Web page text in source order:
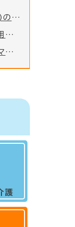
AED(自動体外式除細動器)の設置・普及について
基本チェックリストを活用しましょう
健康づくりウォーキングマップ
護